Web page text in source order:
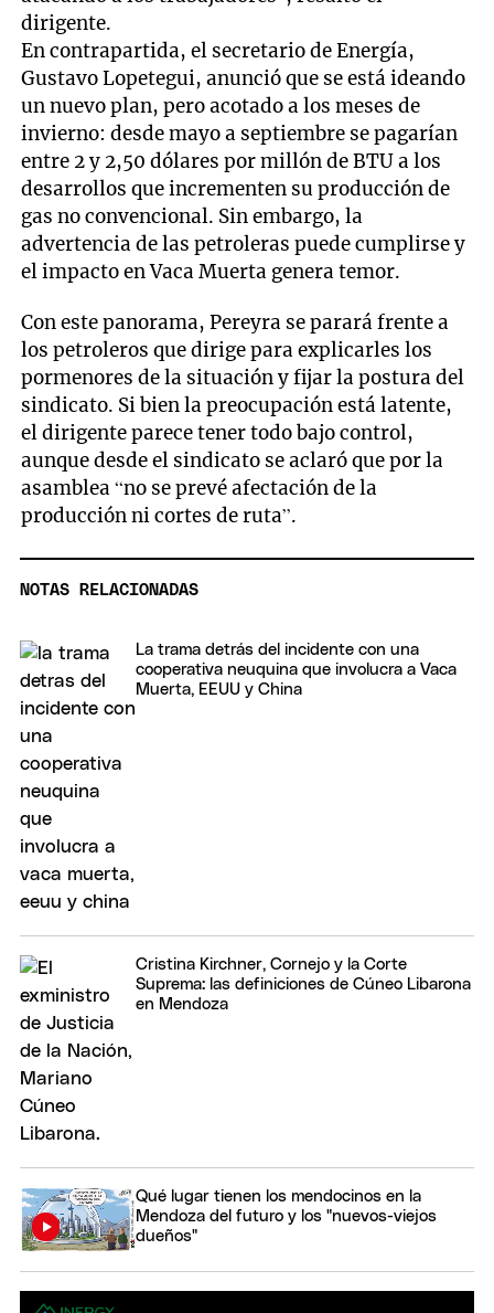
dirigente.
En contrapartida, el secretario de Energía,
Gustavo Lopetegui, anunció que se está ideando
un nuevo plan, pero acotado a los meses de
invierno: desde mayo a septiembre se pagarían
entre 2 y 2,50 dólares por millón de BTU a los
desarrollos que incrementen su producción de
gas no convencional. Sin embargo, la
advertencia de las petroleras puede cumplirse y
el impacto en Vaca Muerta genera temor.
Con este panorama, Pereyra se parará frente a
los petroleros que dirige para explicarles los
pormenores de la situación y fijar la postura del
sindicato. Si bien la preocupación está latente,
el dirigente parece tener todo bajo control,
aunque desde el sindicato se aclaró que por la
asamblea “no se prevé afectación de la
producción ni cortes de ruta”.
NOTAS RELACIONADAS
La trama detrás del incidente con una
cooperativa neuquina que involucra a Vaca
Muerta, EEUU y China
Cristina Kirchner, Cornejo y la Corte
Suprema: las definiciones de Cúneo Libarona
en Mendoza
Qué lugar tienen los mendocinos en la
Mendoza del futuro y los "nuevos-viejos
dueños"